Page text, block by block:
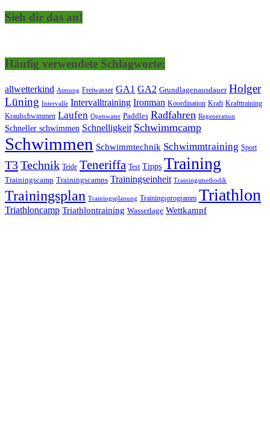
Sieh dir das an!
Häufig verwendete Schlagworte:
allwetterkind Atmung Freiwasser GA1 GA2 Grundlagenausdauer Holger
Lüning Intervalle Intervalltraining Ironman Koordination Kraft Krafttraining
Kraulschwimmen Laufen Openwater Paddles Radfahren Regeneration
Schneller schwimmen Schnelligkeit Schwimmcamp
Schwimmen Schwimmtechnik Schwimmtraining Sport
T3Technik Teide Teneriffa Test Tipps Training
Trainingscamp Trainingscamps Trainingseinheit Trainingsmethodik
Trainingsplan Trainingsplanung Trainingsprogramm Triathlon
Triathloncamp Triathlontraining Wasserlage Wettkampf